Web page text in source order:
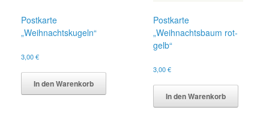
Postkarte
„Weihnachtskugeln“
3,00€
In den Warenkorb
Postkarte
„Weihnachtsbaum rot-
gelb“
3,00€
In den Warenkorb